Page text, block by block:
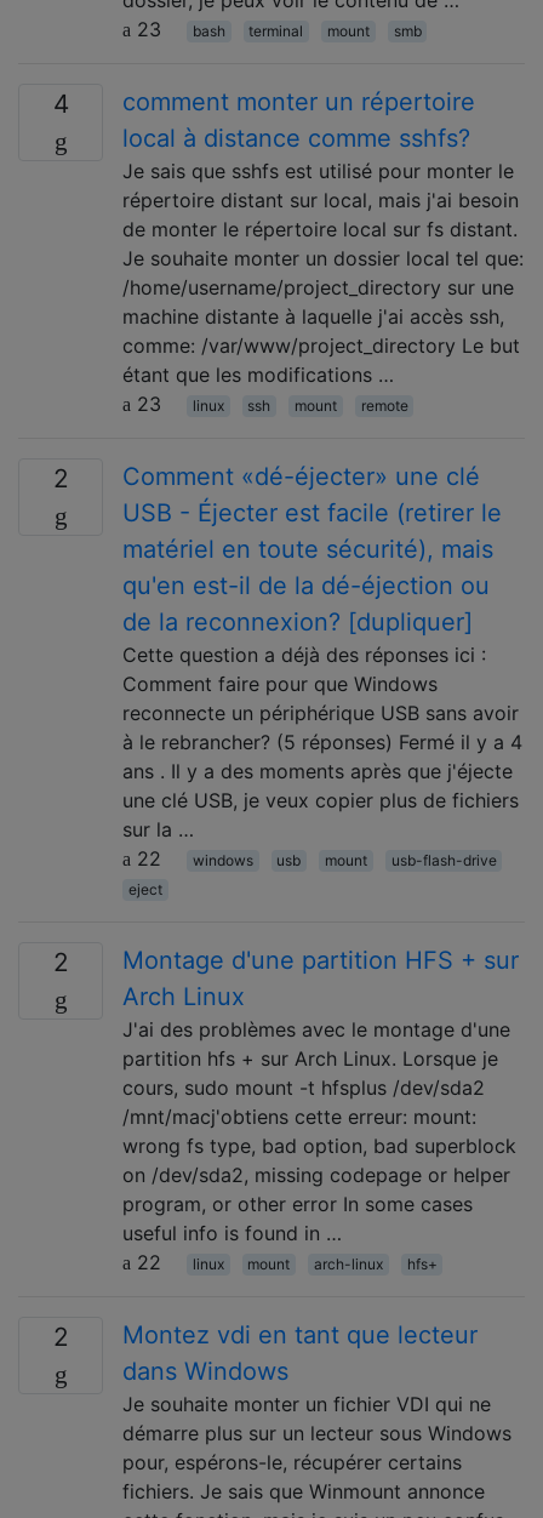
23
bash terminal mount smb
4
comment monter un répertoire
local à distance comme sshfs?
Je sais que sshfs est utilisé pour monter le
répertoire distant sur local, mais j'ai besoin
de monter le répertoire local sur fs distant.
Je souhaite monter un dossier local tel que:
/home/username/project_directory sur une
machine distante à laquelle j'ai accès ssh,
comme: /var/www/project_directory Le but
étant que les modifications …
23
linux ssh mount remote
2
Comment «dé-éjecter» une clé
USB - Éjecter est facile (retirer le
matériel en toute sécurité), mais
qu'en est-il de la dé-éjection ou
de la reconnexion? [dupliquer]
Cette question a déjà des réponses ici :
Comment faire pour que Windows
reconnecte un périphérique USB sans avoir
à le rebrancher? (5 réponses) Fermé il y a 4
ans . Il y a des moments après que j'éjecte
une clé USB, je veux copier plus de fichiers
sur la …
22
windows usb mount
usb-flash-drive
eject
2
Montage d'une partition HFS + sur
Arch Linux
J'ai des problèmes avec le montage d'une
partition hfs + sur Arch Linux. Lorsque je
cours, sudo mount -t hfsplus /dev/sda2
/mnt/macj'obtiens cette erreur: mount:
wrong fs type, bad option, bad superblock
on /dev/sda2, missing codepage or helper
program, or other error In some cases
useful info is found in …
22
linux mount arch-linux hfs+
2
Montez vdi en tant que lecteur
dans Windows
Je souhaite monter un fichier VDI qui ne
démarre plus sur un lecteur sous Windows
pour, espérons-le, récupérer certains
fichiers. Je sais que Winmount annonce